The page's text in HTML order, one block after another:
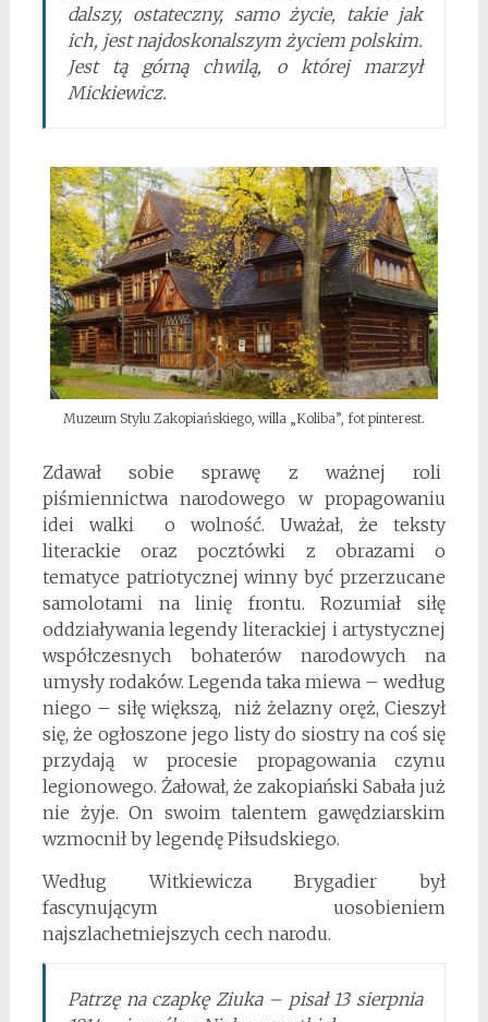
dalszy, ostateczny, samo życie, takie jak
ich, jest najdoskonalszym życiem polskim.
Jest tą górną chwilą, o której marzył
Mickiewicz.
Muzeum Stylu Zakopiańskiego, willa „Koliba”, fot pinterest.
Zdawał sobie sprawę z ważnej roli
piśmiennictwa narodowego w propagowaniu
idei walki o wolność. Uważał, że teksty
literackie oraz pocztówki z obrazami o
tematyce patriotycznej winny być przerzucane
samolotami na linię frontu. Rozumiał siłę
oddziaływania legendy literackiej i artystycznej
współczesnych bohaterów narodowych na
umysły rodaków. Legenda taka miewa – według
niego – siłę większą, niż żelazny oręż, Cieszył
się, że ogłoszone jego listy do siostry na coś się
przydają w procesie propagowania czynu
legionowego. Żałował, że zakopiański Sabała już
nie żyje. On swoim talentem gawędziarskim
wzmocnił by legendę Piłsudskiego.
Według Witkiewicza Brygadier był
fascynującym uosobieniem
najszlachetniejszych cech narodu.
Patrzę na czapkę Ziuka – pisał 13 sierpnia